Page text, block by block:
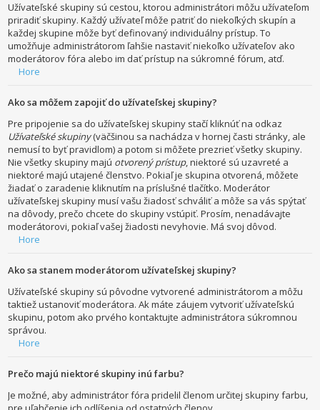
Užívateľské skupiny sú cestou, ktorou administrátori môžu užívateľom
priradiť skupiny. Každý užívateľ môže patriť do niekoľkých skupín a
každej skupine môže byť definovaný individuálny prístup. To
umožňuje administrátorom ľahšie nastaviť niekoľko užívateľov ako
moderátorov fóra alebo im dať prístup na súkromné fórum, atď.
Hore
Ako sa môžem zapojiť do užívateľskej skupiny?
Pre pripojenie sa do užívateľskej skupiny stačí kliknúť na odkaz
Užívateľské skupiny(väčšinou sa nachádza v hornej časti stránky, ale
nemusí to byť pravidlom) a potom si môžete prezrieť všetky skupiny.
Nie všetky skupiny majú otvorený prístup, niektoré sú uzavreté a
niektoré majú utajené členstvo. Pokiaľ je skupina otvorená, môžete
žiadať o zaradenie kliknutím na príslušné tlačítko. Moderátor
užívateľskej skupiny musí vašu žiadosť schváliť a môže sa vás spýtať
na dôvody, prečo chcete do skupiny vstúpiť. Prosím, nenadávajte
moderátorovi, pokiaľ vašej žiadosti nevyhovie. Má svoj dôvod.
Hore
Ako sa stanem moderátorom užívateľskej skupiny?
Užívateľské skupiny sú pôvodne vytvorené administrátorom a môžu
taktiež ustanoviť moderátora. Ak máte záujem vytvoriť užívateľskú
skupinu, potom ako prvého kontaktujte administrátora súkromnou
správou.
Hore
Prečo majú niektoré skupiny inú farbu?
Je možné, aby administrátor fóra pridelil členom určitej skupiny farbu,